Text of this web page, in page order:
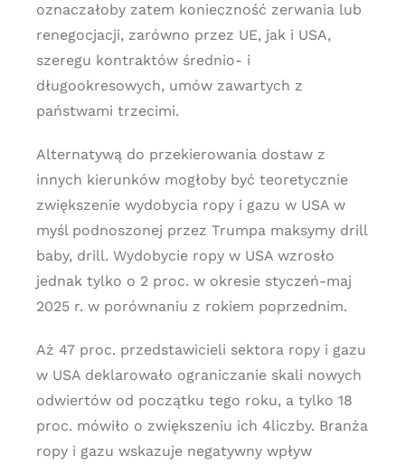
oznaczałoby zatem konieczność zerwania lub
renegocjacji, zarówno przez UE, jak i USA,
szeregu kontraktów średnio- i
długookresowych, umów zawartych z
państwami trzecimi.
Alternatywą do przekierowania dostaw z
innych kierunków mogłoby być teoretycznie
zwiększenie wydobycia ropy i gazu w USA w
myśl podnoszonej przez Trumpa maksymy drill
baby, drill. Wydobycie ropy w USA wzrosło
jednak tylko o 2 proc. w okresie styczeń-maj
2025 r. w porównaniu z rokiem poprzednim.
Aż 47 proc. przedstawicieli sektora ropy i gazu
w USA deklarowało ograniczanie skali nowych
odwiertów od początku tego roku, a tylko 18
proc. mówiło o zwiększeniu ich 4liczby. Branża
ropy i gazu wskazuje negatywny wpływ